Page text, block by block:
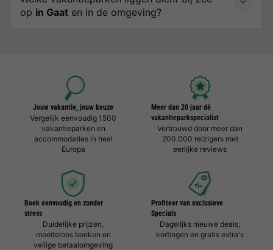
op in Gaat en in de omgeving?
Jouw vakantie, jouw keuze
Vergelijk eenvoudig 1500
vakantieparken en
accommodaties in heel
Europa
Meer dan 20 jaar dé
vakantieparkspecialist
Vertrouwd door meer dan
200.000 reizigers met
eerlijke reviews
Boek eenvoudig en zonder
stress
Duidelijke prijzen,
moeiteloos boeken en
veilige betaalomgeving
Profiteer van exclusieve
Specials
Dagelijks nieuwe deals,
kortingen en gratis extra's